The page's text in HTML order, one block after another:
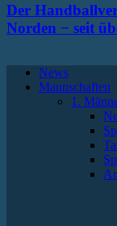
Der
Norden − seit
News
Mannschaften
1.